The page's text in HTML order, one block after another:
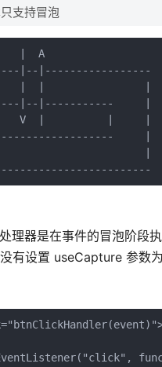
支持冒泡
|  A
|--|-----------------
|  |                |
|--|-----------     |
V  |          |     |
|
理器是在事件的冒泡阶段
有设置 useCapture 参数